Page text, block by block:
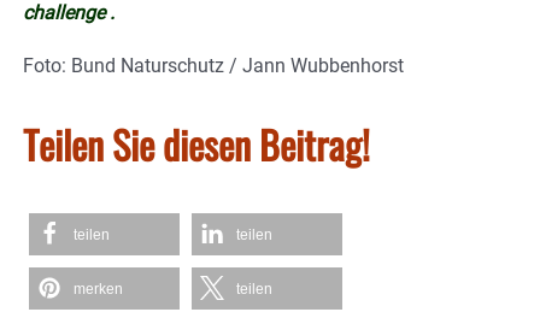
challenge .
Foto: Bund Naturschutz / Jann Wubbenhorst
Teilen Sie diesen Beitrag!
teilen teilen
merken teilen